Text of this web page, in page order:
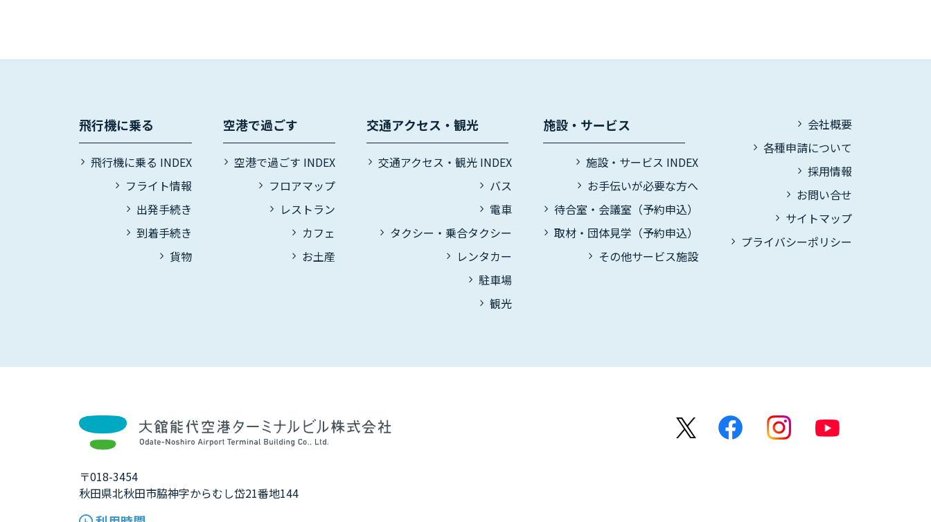
飛行機に乗る
飛行機に乗る INDEX
フライト情報
出発手続き
到着手続き
貨物
空港で過ごす
空港で過ごす INDEX
フロアマップ
レストラン
カフェ
お土産
交通アクセス・観光
交通アクセス・観光 INDEX
バス
電車
タクシー・乗合タクシー
レンタカー
駐車場
観光
施設・サービス
施設・サービス INDEX
お手伝いが必要な方へ
待合室・会議室（予約申込）
取材・団体見学（予約申込）
その他サービス施設
会社概要
各種申請について
採用情報
お問い合せ
サイトマップ
プライバシーポリシー
〒018-3454
秋田県北秋田市脇神字からむし岱21番地144